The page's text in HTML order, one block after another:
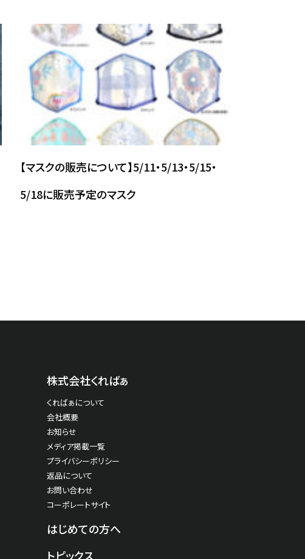
【マスクの販売について】5/11・5/13・5/15・
5/18に販売予定のマスク
株式会社くればぁ
くればぁについて
会社概要
お知らせ
メディア掲載一覧
プライバシーポリシー
返品について
お問い合わせ
コーポレートサイト
はじめての方へ
トピックス